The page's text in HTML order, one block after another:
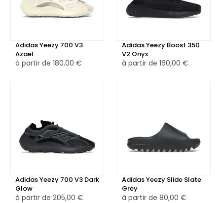
collaboration.
propre. La semelle intermédiaire en gomme blanche offre
confort et légèreté, tandis que la semelle extérieure en
contrôle qualité rigoureux, la Adidas Samba Humanrace
Glory Red est idéale pour ceux qui recherchent une
sneaker alliant design audacieux, confort et héritage
Adidas Yeezy 700 V3
Azael
à partir de 180,00 €
Adidas Yeezy Boost 350
V2 Onyx
à partir de 160,00 €
Adidas Yeezy 700 V3 Dark
Glow
à partir de 205,00 €
Adidas Yeezy Slide Slate
Grey
à partir de 80,00 €